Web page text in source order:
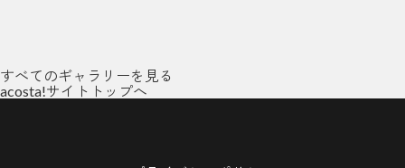
すべてのギャラリーを見る
acosta!サイトトップへ